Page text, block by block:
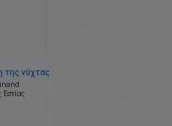
της νύχτας
Εστίας